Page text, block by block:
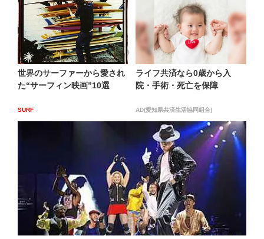
世界のサーファーから愛され
た“サーフィン映画”10選
SURF
ライフ共済なら0歳から入
院・手術・死亡を保障
AD(愛知県共済生活協同組合)